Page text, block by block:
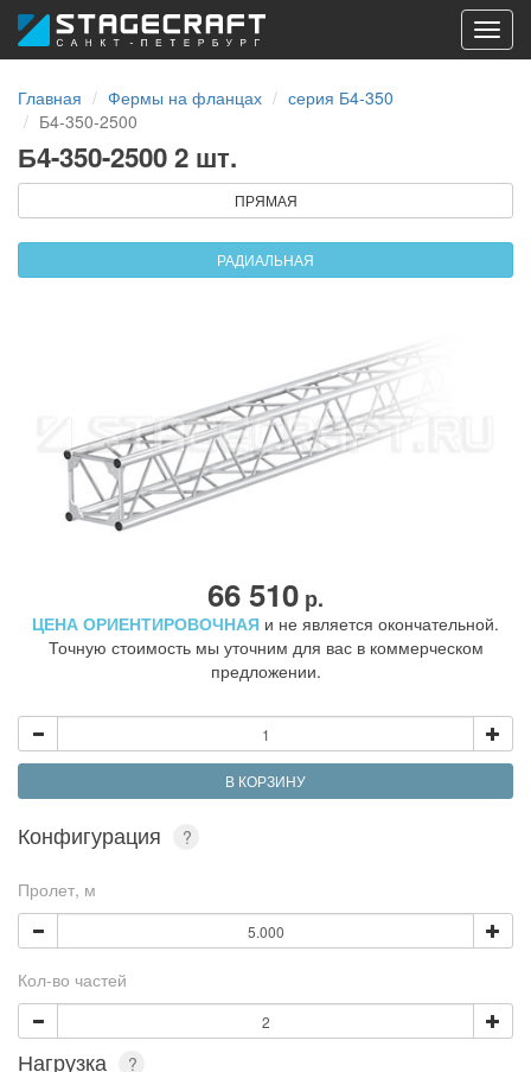
Главная
Фермы на фланцах
серия Б4-350
Б4-350-2500
Б4-350-2500 2 шт.
ПРЯМАЯ
РАДИАЛЬНАЯ
66 510 р.
ЦЕНА ОРИЕНТИРОВОЧНАЯ и не является окончательной.
Точную стоимость мы уточним для вас в коммерческом
предложении.
В КОРЗИНУ
Конфигурация ?
Пролет, м
Кол-во частей
Нагрузка ?